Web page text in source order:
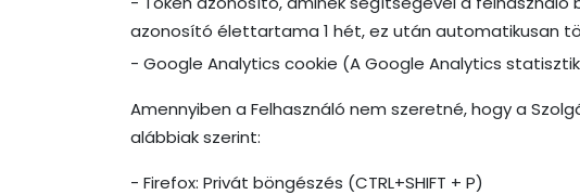
azonosító élettartama 1 hét, ez után automatikusan
- Google Analytics cookie (A Google Analytics
Amennyiben a Felhasználó nem szeretné, hogy a
alábbiak szerint:
- Firefox: Privát böngészés (CTRL+SHIFT + P)